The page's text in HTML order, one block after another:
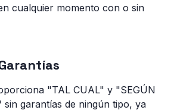
cualquier momento con o sin
"TAL CUAL" y "SEGÚN
sin garantías de ningún tipo, ya